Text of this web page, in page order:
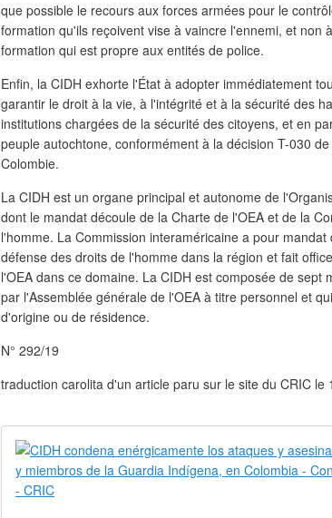
que possible le recours aux forces armées pour le
formation qu'ils reçoivent vise à vaincre l'ennemi, et non
formation qui est propre aux entités de police.
Enfin, la CIDH exhorte l'État à adopter immédiatement
garantir le droit à la vie, à l'intégrité et à la sécurité des
institutions chargées de la sécurité des citoyens, et en
peuple autochtone, conformément à la décision T-030
Colombie.
La CIDH est un organe principal et autonome de
dont le mandat découle de la Charte de l'OEA et de la
l'homme. La Commission interaméricaine a pour
défense des droits de l'homme dans la région et fait
l'OEA dans ce domaine. La CIDH est composée de sept
par l'Assemblée générale de l'OEA à titre personnel et
d'origine ou de résidence.
N° 292/19
traduction carolita d'un article paru sur le site du CRIC le